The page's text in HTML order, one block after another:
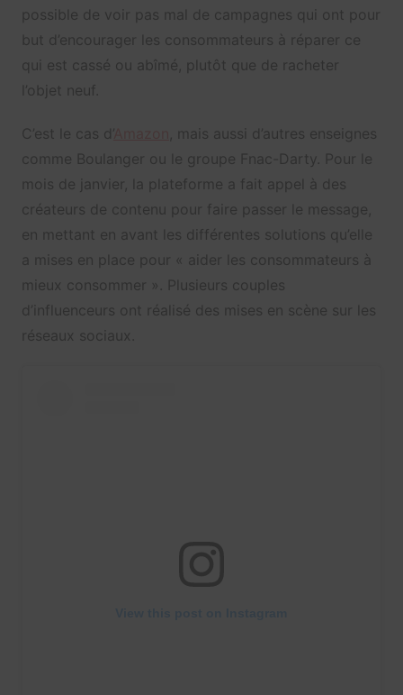
possible de voir pas mal de campagnes qui ont pour
but d’encourager les consommateurs à réparer ce
qui est cassé ou abîmé, plutôt que de racheter
l’objet neuf.
C’est le cas d’Amazon
, mais aussi d’autres enseignes
comme Boulanger ou le groupe Fnac-Darty. Pour le
mois de janvier, la plateforme a fait appel à des
créateurs de contenu pour faire passer le message,
en mettant en avant les différentes solutions qu’elle
a mises en place pour « aider les consommateurs à
mieux consommer ». Plusieurs couples
d’influenceurs ont réalisé des mises en scène sur les
réseaux sociaux.